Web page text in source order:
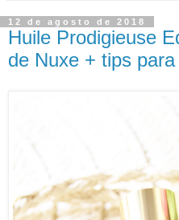
12 de agosto de 2018
Huile Prodigieuse
de Nuxe + tips